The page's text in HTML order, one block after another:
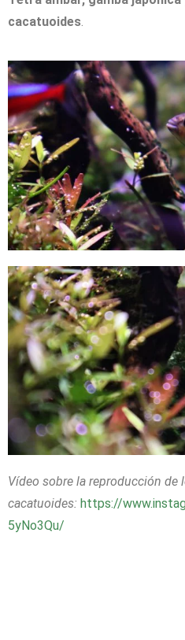
cacatuoides
Vídeo sobre la reproducción de
cacatuoides: https://
5yNo3Qu/